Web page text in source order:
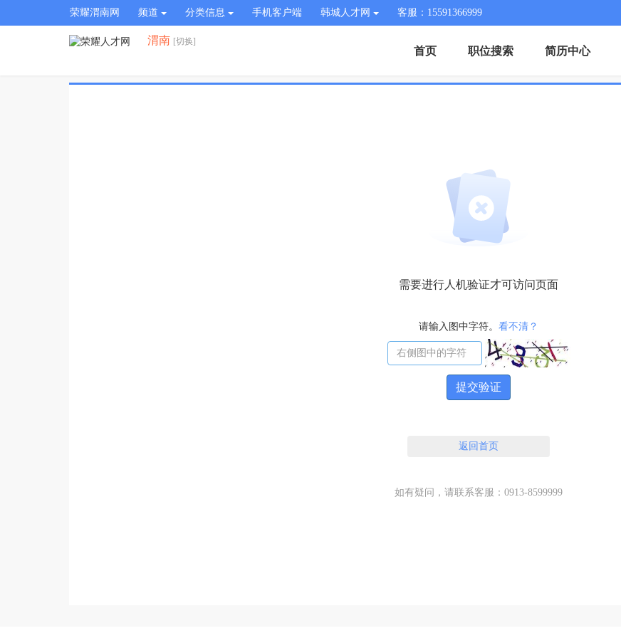
荣耀渭南网 频道 分类信息 手机客户端 韩城人才网 客服：15591366999
渭南 [切换]
首页 职位搜索 简历中心
需要进行人机验证才可访问页面
请输入图中字符。 看不清？
提交验证
返回首页
如有疑问，请联系客服：0913-8599999